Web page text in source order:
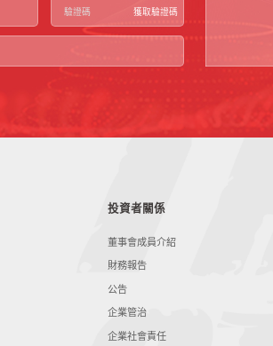
獲取驗證碼
投資者關係
董事會成員介紹
財務報告
公告
企業管治
企業社會責任